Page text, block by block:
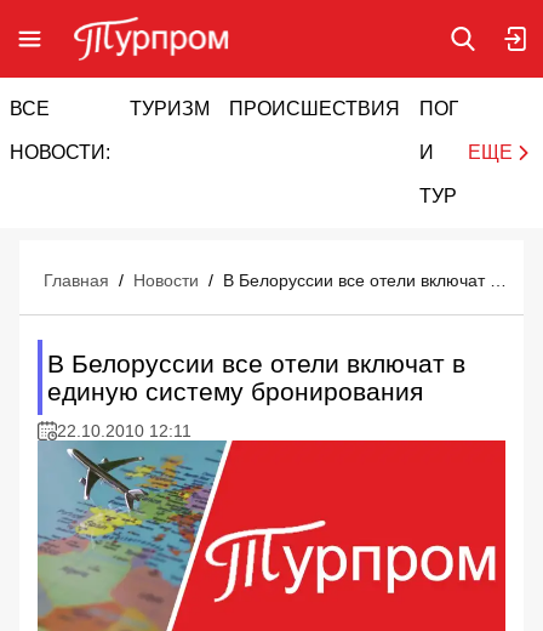
ВСЕ
НОВОСТИ:
ТУРИЗМ ПРОИСШЕСТВИЯ ПОГОДА
И
ТУРИЗМ
ЕЩЕ
Главная / Новости /
В Белоруссии все отели включат в
единую систему бронирования
22.10.2010 12:11